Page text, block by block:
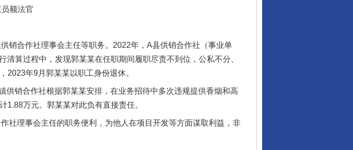
额法官
合作社理事会主任等职务。2022年，A县供销合作社（事业单
算过程中，发现郭某某在任职期间履职尽责不到位，公私不分、
2023年9月郭某某以职工身份退休。
销合作社根据郭某某安排，在业务招待中多次违规提供香烟和高
1.88万元。郭某某对此负有直接责任。
理事会主任的职务便利，为他人在项目开发等方面谋取利益，非